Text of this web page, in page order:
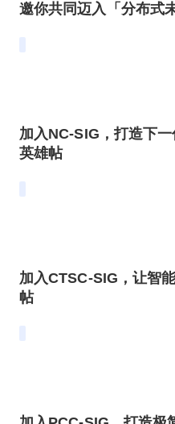
邀你共同迈入「分布式
加入NC-SIG，打造下
英雄帖
加入CTSC-SIG，让智
帖